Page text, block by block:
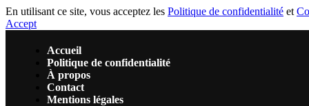
En utilisant ce site, vous acceptez les Politique de confidentialité et
Accept
Accueil
Politique de confidentialité
À propos
Contact
Mentions légales